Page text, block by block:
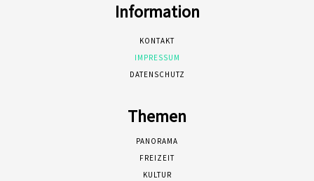
Information
KONTAKT
IMPRESSUM
DATENSCHUTZ
Themen
PANORAMA
FREIZEIT
KULTUR